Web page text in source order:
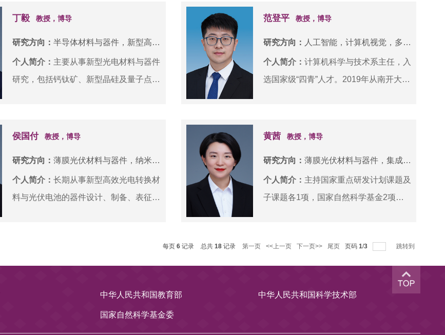
达到15%，电沉积CZTSe太阳效率达到
及海内外高校企业合作项目30多项，包
括国家“十一五”863课题、国家自然科学
基金面上项目、天津市自然科学基金重点
衬底（不锈钢箔、PI和PEN等）半导体
合半导体材料的能源转换过程特点，表征
材料的多尺度结构；结合原位表征技术和
过程热力学/动力学，协同揭示光生载流
并在此基础上阐明其对能量转换效率的影
丁毅 教授，博导
研究方向： 半导体材料与器件，新型高效光伏材料与器件等
个人简介： 主要从事新型光电材料与器件
研究，包括钙钛矿、新型晶硅及量子点基
市自然科学基金重点项目等多项国家级和
作帮助解决关键技术问题；面向器件高效
化、低成本化及产业化发展，从器件结构
创新设计、材料生长制御工程、缺陷成因
明人申请发明专利十余项。研发了新型薄
范登平 教授，博导
研究方向： 人工智能，计算机视觉，多模态智能，医学影像分析
个人简介： 计算机科学与技术系主任，入
选国家级“四青”人才。2019年从南开大学
后，阿联酋起源人工智能研究院研究主
和医学图像分析。在伪装场景理解方向上
有突出成果，如：1. 基于组-背景挖掘的
搜索识别模型SINet-V2，因系统地提
得国际领先水平，被英国权威杂志
《New Scientist》报道。2. 并行反向注
意力网络PraNet 可从结肠镜图像中精准
侯国付 教授，博导
研究方向： 薄膜光伏材料与器件，纳米光子学及其在太阳电池中的应用
个人简介： 长期从事新型高效光电转换材
料与光伏电池的器件设计、制备、表征及
础研究。十三五至今主要面向光伏产业进
求，开展新型高效晶体硅异质结SHJ 光
伏电池、隧穿氧化层钝化接触TOPCon
黄茜 教授，博导
研究方向： 薄膜光伏材料与器件，集成电路关键材料研究与设计
个人简介： 主持国家重点研发计划课题及
子课题各1项，国家自然科学基金2项，
革研究计划项目1项，横向科研课题4
项。入选天津市131第三层次，以第一/通
讯作者发表SCI论文30余篇，其中JCR一
区18篇；以第一发明人授权发明专利6
每页 6 记录 总共 18 记录 第一页 <<上一页 下一页>> 尾页 页码 1/3 跳转到
中华人民共和国教育部 中华人民共和国科学技术部
国家自然科学基金委